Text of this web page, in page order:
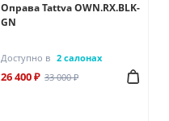
Оправа Tattva OWN.RX.BLK-
GN
Доступно в 2 салонах
26 400 ₽ 33 000 ₽